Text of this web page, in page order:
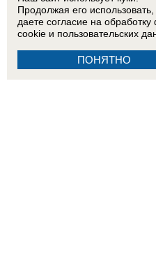
Продолжая его
даете согласие на обработку
cookie и пользовательских
ПОНЯТНО